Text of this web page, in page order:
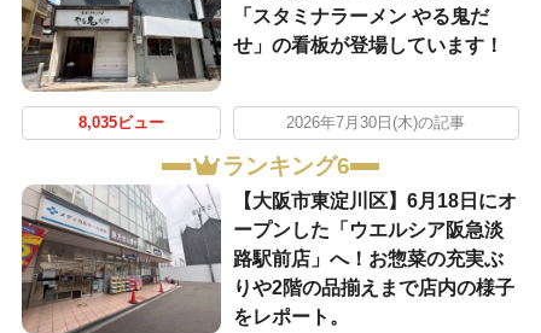
「スタミナラーメン やる鬼だ
せ」の看板が登場しています！
8,035ビュー 2026年7月30日(木)の記事
ランキング6
【大阪市東淀川区】6月18日にオ
ープンした「ウエルシア阪急淡
路駅前店」へ！お惣菜の充実ぶ
りや2階の品揃えまで店内の様子
をレポート。